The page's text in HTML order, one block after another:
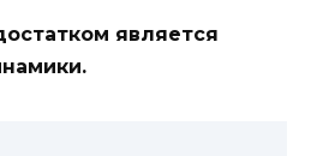
является